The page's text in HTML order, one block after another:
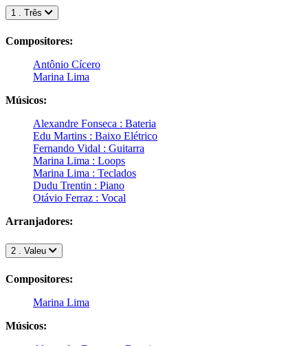
1 . Três
Compositores:
Antônio Cícero
Marina Lima
Músicos:
Alexandre Fonseca : Bateria
Edu Martins : Baixo Elétrico
Fernando Vidal : Guitarra
Marina Lima : Loops
Marina Lima : Teclados
Dudu Trentin : Piano
Otávio Ferraz : Vocal
Arranjadores:
2 . Valeu
Compositores:
Marina Lima
Músicos: